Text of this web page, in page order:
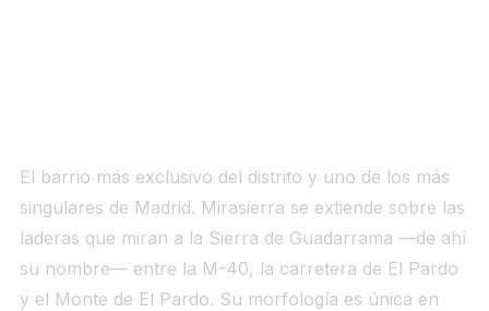
El barrio más exclusivo del distrito y uno de los más
singulares de Madrid. Mirasierra se extiende sobre las
laderas que miran a la Sierra de Guadarrama —de ahí
su nombre— entre la M-40, la carretera de El Pardo
y el Monte de El Pardo. Su morfología es única en